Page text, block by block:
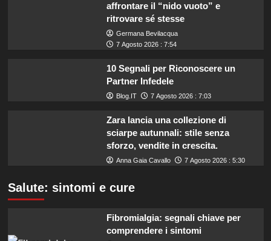
affrontare il “nido vuoto” e
ritrovare sé stesse
Germana Bevilacqua
7 Agosto 2026 : 7:54
10 Segnali per Riconoscere un
Partner Infedele
Blog.IT 7 Agosto 2026 : 7:03
Zara lancia una collezione di
sciarpe autunnali: stile senza
sforzo, vendite in crescita.
Anna Gaia Cavallo 7 Agosto 2026 : 5:30
Salute: sintomi e cure
Fibromialgia: segnali chiave per
comprendere i sintomi